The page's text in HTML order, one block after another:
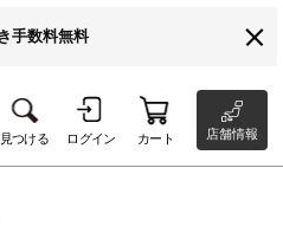
手数料無料
見つける ログイン カート 店舗情報